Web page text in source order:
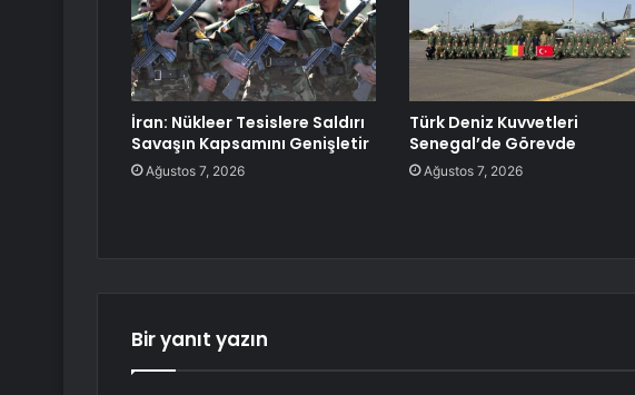
İran: Nükleer Tesislere Saldırı
Savaşın Kapsamını Genişletir
Ağustos 7, 2026
Türk Deniz Kuvvetleri
Senegal’de Görevde
Ağustos 7, 2026
Bir yanıt yazın